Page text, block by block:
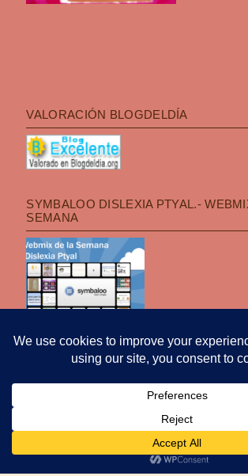
VALORACIÓN BLOGDELDÍA
SYMBALOO DISLEXIA PTYAL.-
SEMANA
FUNCIONA CON
PRO THEME DESIGN